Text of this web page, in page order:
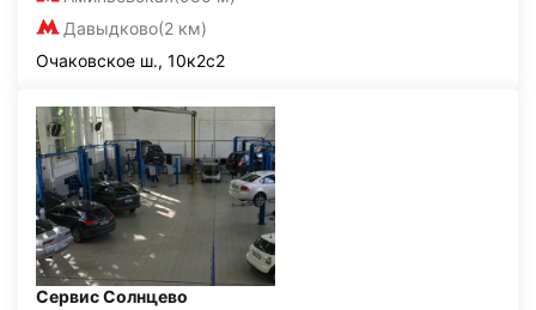
Давыдково(2 км)
Очаковское ш., 10к2с2
Сервис Солнцево